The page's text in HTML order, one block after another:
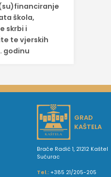
škola,
skrbi i
te vjerskih
godinu
GRAD
KAŠTELA
Braće Radić 1, 21212 Kaštel
Sućurac
Tel.: +385 21/205-205